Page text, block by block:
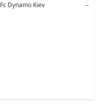
Fc Dynamo Kiev --